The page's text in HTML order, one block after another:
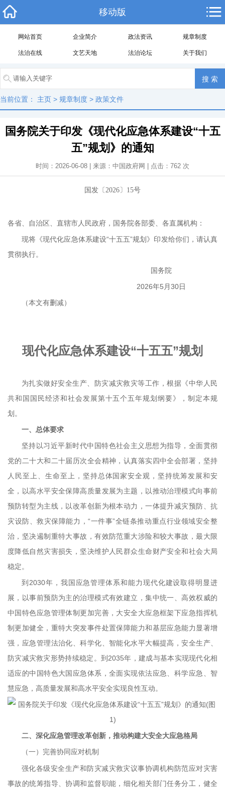
移动版
网站首页 企业简介 政法资讯 规章制度
法治在线 文艺天地 法治论坛 关于我们
当前位置： 主页 > 规章制度 > 政策文件
国务院关于印发《现代化应急体系建设“十五
五”规划》的通知
时间：2026-06-08 | 来源：中国政府网 | 点击： 762 次
国发〔2026〕15号
各省、自治区、直辖市人民政府，国务院各部委、各直属机构：
现将《现代化应急体系建设“十五五”规划》印发给你们，请认真
贯彻执行。
国务院
2026年5月30日
（本文有删减）
现代化应急体系建设“十五五”规划
为扎实做好安全生产、防灾减灾救灾等工作，根据《中华人民
共和国国民经济和社会发展第十五个五年规划纲要》，制定本规
划。
一、总体要求
坚持以习近平新时代中国特色社会主义思想为指导，全面贯彻
党的二十大和二十届历次全会精神，认真落实四中全会部署，坚持
人民至上、生命至上，坚持总体国家安全观，坚持统筹发展和安
全，以高水平安全保障高质量发展为主题，以推动治理模式向事前
预防转型为主线，以改革创新为根本动力，一体提升减灾预防、抗
灾设防、救灾保障能力，“一件事”全链条推动重点行业领域安全整
治，坚决遏制重特大事故，有效防范重大涉险和较大事故，最大限
度降低自然灾害损失，坚决维护人民群众生命财产安全和社会大局
稳定。
到2030年，我国应急管理体系和能力现代化建设取得明显进
展，以事前预防为主的治理模式有效建立，集中统一、高效权威的
中国特色应急管理体制更加完善，大安全大应急框架下应急指挥机
制更加健全，重特大突发事件处置保障能力和基层应急能力显著增
强，应急管理法治化、科学化、智能化水平大幅提高，安全生产、
防灾减灾救灾形势持续稳定。到2035年，建成与基本实现现代化相
适应的中国特色大国应急体系，全面实现依法应急、科学应急、智
慧应急，高质量发展和高水平安全实现良性互动。
二、深化应急管理改革创新，推动构建大安全大应急格局
（一）完善协同应对机制
强化各级安全生产和防灾减灾救灾议事协调机构防范应对灾害
事故的统筹指导、协调和监督职能，细化相关部门任务分工，健全